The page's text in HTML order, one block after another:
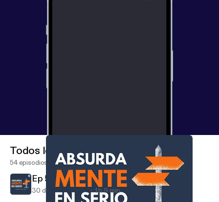
Todos los episodios
54 episodios
Ep 51. Dinamicas de Oficina
30 de mar de 2023 1 h 9 min